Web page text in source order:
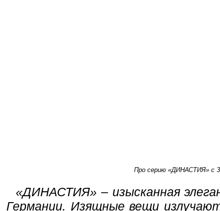
Про серию «ДИНАСТИЯ» с
«ДИНАСТИЯ» – изысканная
Германии. Изящные вещи